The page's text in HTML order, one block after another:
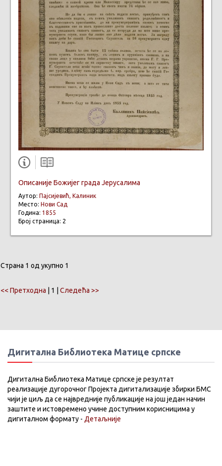
Описаније Божијег града Јерусалима
Аутор: Пајсијевић, Калиник
Место: Нови Сад
Година: 1855
Број страница: 2
Страна 1 од укупно 1
<< Претходна | 1 | Следећа >>
Дигитална Библиотека Матице српске
Дигитална Библиотека Матице српске је резултат
реализације дугорочног Пројекта дигитализације збирки БМС
чији је циљ да се највредније публикације на још један начин
заштите и истовремено учине доступним корисницима у
дигиталном формату - Детаљније